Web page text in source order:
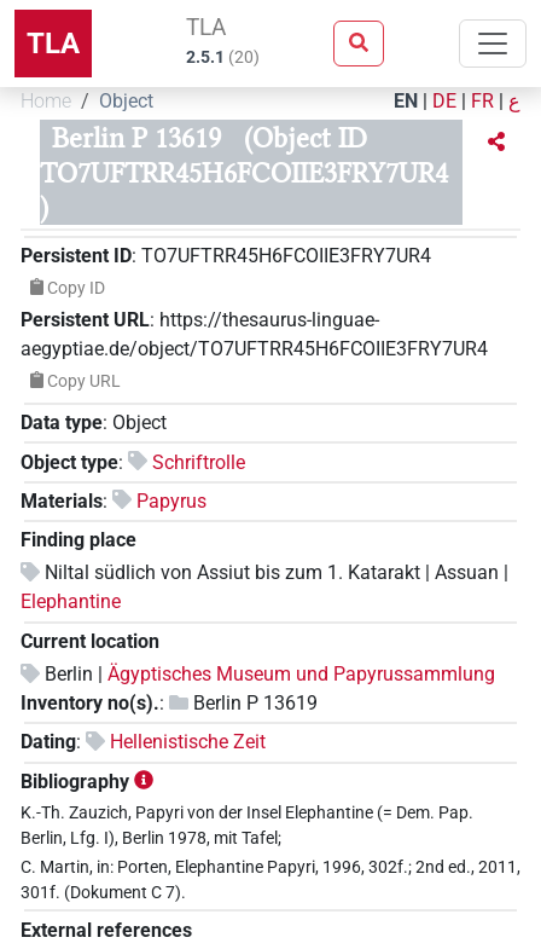
TLA TLA
2.5.1 (20)
Home Object EN | DE | FR | ع
Berlin P 13619
(Object ID
TO7UFTRR45H6FCOIIE3FRY7UR4
)
Persistent ID: TO7UFTRR45H6FCOIIE3FRY7UR4
Copy ID
Persistent URL: https://thesaurus-linguae-
aegyptiae.de/object/TO7UFTRR45H6FCOIIE3FRY7UR4
Copy URL
Data type: Object
Object type:
Schriftrolle
Materials:
Papyrus
Finding place
Niltal südlich von Assiut bis zum 1. Katarakt | Assuan |
Elephantine
Current location
Berlin | Ägyptisches Museum und Papyrussammlung
Inventory no(s).:
Berlin P 13619
Dating:
Hellenistische Zeit
Bibliography
K.-Th. Zauzich, Papyri von der Insel Elephantine (= Dem. Pap.
Berlin, Lfg. I), Berlin 1978, mit Tafel;
C. Martin, in: Porten, Elephantine Papyri, 1996, 302f.; 2nd ed., 2011,
301f. (Dokument C 7).
External references